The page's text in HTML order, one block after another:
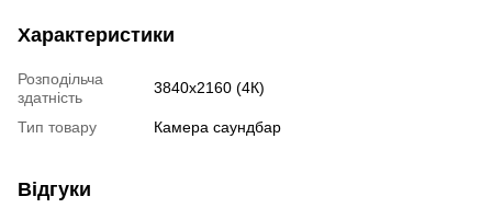
Характеристики
Розподільча
здатність
3840x2160 (4К)
Тип товару Камера саундбар
Відгуки